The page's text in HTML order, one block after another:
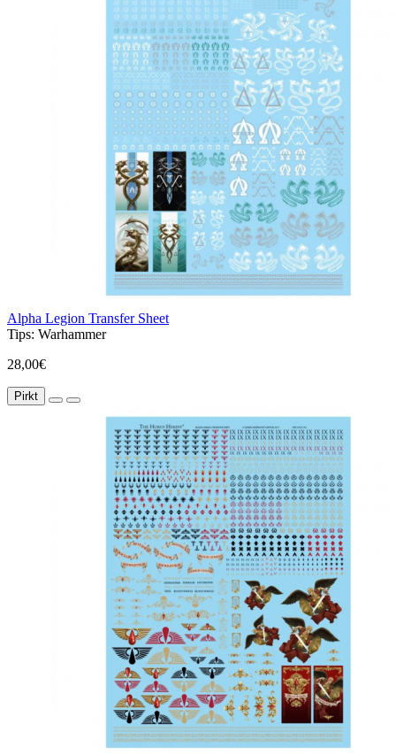
Alpha Legion Transfer Sheet
Tips: Warhammer
28,00€
Pirkt